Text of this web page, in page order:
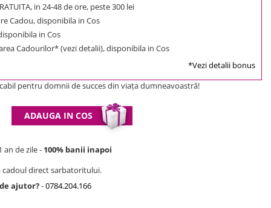
in 24-48 de ore, peste 300 lei
Cadou, disponibila in Cos
in Cos
Cadourilor* (vezi detalii), disponibila in Cos
*Vezi detalii bonus
pentru domnii de succes din viaţa dumneavoastră!
ADAUGA IN COS
an de zile - 100% banii inapoi
cadoul direct sarbatoritului.
ajutor?-0784.204.166